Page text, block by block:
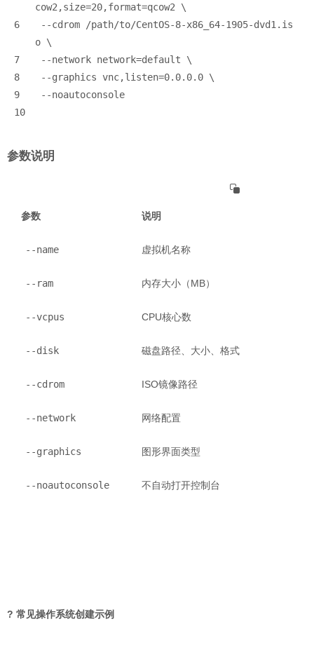
cow2,size=20,format=qcow2 \
6
o \
7
--network network=default \
8
--graphics vnc,listen=0.0.0.0 \
9
--noautoconsole
10
参数说明
参数 说明
--name 虚拟机名称
--ram 内存大小（MB）
--vcpus CPU核心数
--disk 磁盘路径、大小、格式
--cdrom ISO镜像路径
--network 网络配置
--graphics 图形界面类型
--noautoconsole 不自动打开控制台
? 常见操作系统创建示例